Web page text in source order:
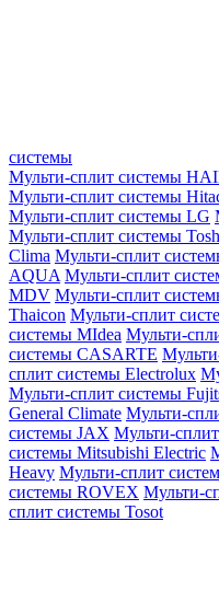
системы
Мульти-сплит системы
Мульти-сплит системы
Мульти-сплит системы LG
Мульти-сплит системы
Clima Мульти-сплит
AQUA Мульти-сплит
MDV Мульти-сплит
Thaicon Мульти-сплит
системы MIdea Мульти-
системы CASARTE
сплит системы Electrolux
Мульти-сплит системы
General Climate Мульти-
системы JAX Мульти-
системы Mitsubishi Electric
Heavy Мульти-сплит
системы ROVEX Мульти-
сплит системы Tosot